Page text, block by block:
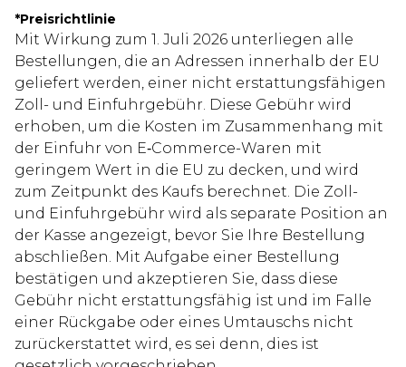
*Preisrichtlinie
Mit Wirkung zum 1. Juli 2026 unterliegen alle
Bestellungen, die an Adressen innerhalb der EU
geliefert werden, einer nicht erstattungsfähigen
Zoll- und Einfuhrgebühr. Diese Gebühr wird
erhoben, um die Kosten im Zusammenhang mit
der Einfuhr von E‑Commerce-Waren mit
geringem Wert in die EU zu decken, und wird
zum Zeitpunkt des Kaufs berechnet. Die Zoll-
und Einfuhrgebühr wird als separate Position an
der Kasse angezeigt, bevor Sie Ihre Bestellung
abschließen. Mit Aufgabe einer Bestellung
bestätigen und akzeptieren Sie, dass diese
Gebühr nicht erstattungsfähig ist und im Falle
einer Rückgabe oder eines Umtauschs nicht
zurückerstattet wird, es sei denn, dies ist